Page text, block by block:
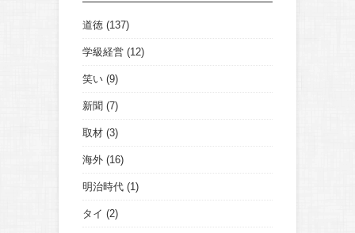
道徳 (137)
学級経営 (12)
笑い (9)
新聞 (7)
取材 (3)
海外 (16)
明治時代 (1)
タイ (2)